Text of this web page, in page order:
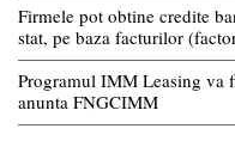
Firmele pot obtine credite
stat, pe baza facturilor
Programul IMM Leasing va
anunta FNGCIMM